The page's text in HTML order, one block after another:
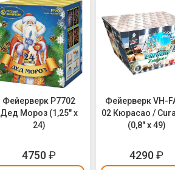
Фейерверк Р7702
Дед Мороз (1,25" х
24)
4750₽
Фейерверк VH-
02 Кюрасао /
(0,8" х 49)
4290₽